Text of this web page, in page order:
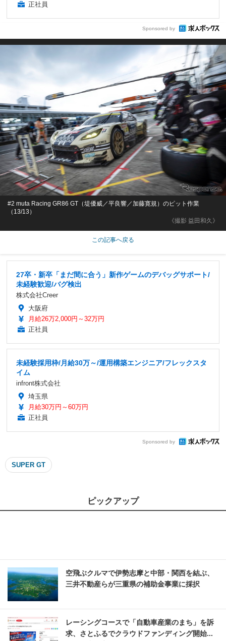
正社員
Sponsored by
《撮影 益田和久》
#2 muta Racing GR86 GT（堤優威／平良響／加藤寛規）のピット作業
（13/13）
この記事へ戻る
27卒・新卒「まだ間に合う」新作ゲームのデバッグサポート/
未経験歓迎/バグ検出
株式会社Creer
大阪府
月給26万2,000円～32万円
正社員
未経験採用枠/月給30万～/運用構築エンジニア/フレックスタ
イム
infront株式会社
埼玉県
月給30万円～60万円
正社員
Sponsored by
SUPER GT
ピックアップ
空飛ぶクルマで伊勢志摩と中部・関西を結ぶ、
三井不動産らが三重県の補助金事業に採択
レーシングコースで「自動車産業のまち」を訴
求、さとふるでクラウドファンディング開始...